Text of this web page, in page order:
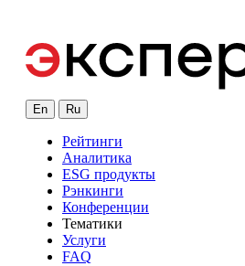
En Ru
Рейтинги
Аналитика
ESG продукты
Рэнкинги
Конференции
Тематики
Услуги
FAQ